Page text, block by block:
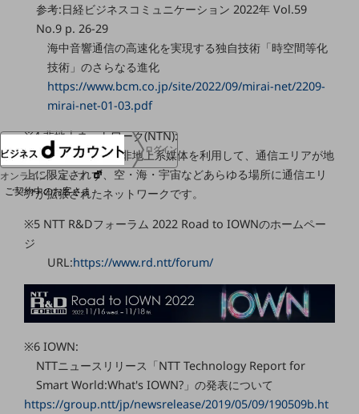
人材育成制度
広告・協賛
NTTドコモグループ
ログイン
オンラインショップ
ご契約中のお客さま
サービス別サポート情報
ご契約中サービスの一元管理
Web明細(ビリングステーション)
参考:日経ビジネスコミュニケーション 2022年 Vol.59
No.9 p. 26-29
海中音響通信の高速化を実現する独自技術「時空間等化
技術」のさらなる進化
https://www.bcm.co.jp/site/2022/09/mirai-net/2209-
mirai-net-01-03.pdf
※4 非地上ネットワーク(NTN):
衛星やHAPSなどの非地上系媒体を利用して、通信エリアが地
上に限定されず、空・海・宇宙などあらゆる場所に通信エリ
アが拡張されたネットワークです。
※5 NTT R&Dフォーラム 2022 Road to IOWNのホームペー
ジ
URL:https://www.rd.ntt/forum/
※6 IOWN:
NTTニュースリリース「NTT Technology Report for
Smart World:What's IOWN?」の発表について
https://group.ntt/jp/newsrelease/2019/05/09/190509b.ht